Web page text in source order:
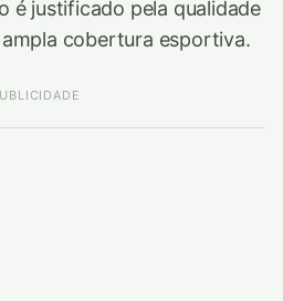
é justificado pela qualidade
cobertura esportiva.